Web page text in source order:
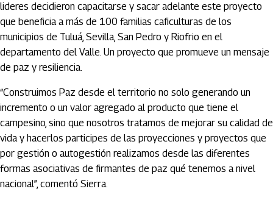
lideres decidieron capacitarse y sacar adelante este proyecto
que beneficia a más de 100 familias caficulturas de los
municipios de Tuluá, Sevilla, San Pedro y Riofrio en el
departamento del Valle. Un proyecto que promueve un mensaje
de paz y resiliencia.
“Construimos Paz desde el territorio no solo generando un
incremento o un valor agregado al producto que tiene el
campesino, sino que nosotros tratamos de mejorar su calidad de
vida y hacerlos participes de las proyecciones y proyectos que
por gestión o autogestión realizamos desde las diferentes
formas asociativas de firmantes de paz qué tenemos a nivel
nacional”, comentó Sierra.